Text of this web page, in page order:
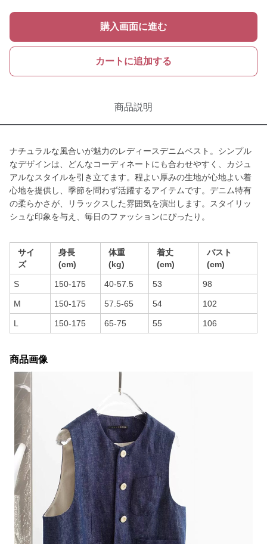
購入画面に進む
カートに追加する
商品説明
ナチュラルな風合いが魅力のレディースデニムベスト。シンプル
なデザインは、どんなコーディネートにも合わせやすく、カジュ
アルなスタイルを引き立てます。程よい厚みの生地が心地よい着
心地を提供し、季節を問わず活躍するアイテムです。デニム特有
の柔らかさが、リラックスした雰囲気を演出します。スタイリッ
シュな印象を与え、毎日のファッションにぴったり。
サイ
ズ
身長
(cm)
体重
(kg)
着丈
(cm)
バスト
(cm)
S 150-175 40-57.5 53 98
M 150-175 57.5-65 54 102
L 150-175 65-75 55 106
商品画像